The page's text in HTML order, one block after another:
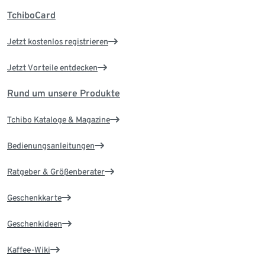
TchiboCard
Jetzt kostenlos registrieren
Jetzt Vorteile entdecken
Rund um unsere Produkte
Tchibo Kataloge & Magazine
Bedienungsanleitungen
Ratgeber & Größenberater
Geschenkkarte
Geschenkideen
Kaffee-Wiki